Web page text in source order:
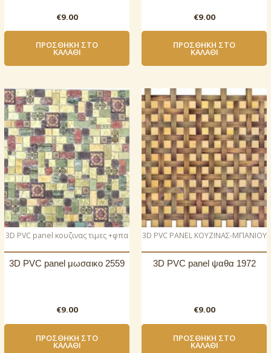
€9.00
ΠΡΟΣΘΉΚΗ ΣΤΟ
ΚΑΛΆΘΙ
€9.00
ΠΡΟΣΘΉΚΗ ΣΤΟ
ΚΑΛΆΘΙ
3D PVC panel κουζινας τιμες +φπα
3D PVC panel μωσαικο 2559
€9.00
ΠΡΟΣΘΉΚΗ ΣΤΟ
ΚΑΛΆΘΙ
3D PVC PANEL ΚΟΥΖΙΝΑΣ-ΜΠΑΝΙΟΥ
3D PVC panel ψαθα 1972
€9.00
ΠΡΟΣΘΉΚΗ ΣΤΟ
ΚΑΛΆΘΙ